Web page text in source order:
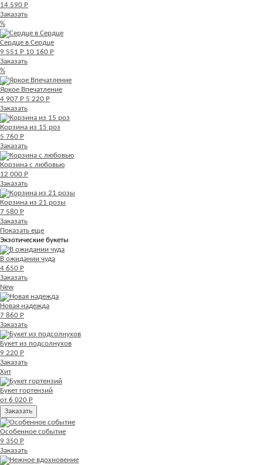
14 590 Р
Заказать
%
Сердце в Сердце
9 551 Р 10 160 Р
Заказать
%
Яркое Впечатление
4 907 Р 5 220 Р
Заказать
Корзина из 15 роз
5 760 Р
Заказать
Корзина с любовью
12 000 Р
Заказать
Корзина из 21 розы
7 580 Р
Заказать
Показать еще
Экзотические букеты
В ожидании чуда
4 650 Р
Заказать
New
Новая надежда
7 860 Р
Заказать
Букет из подсолнухов
9 220 Р
Заказать
Хит
Букет гортензий
от 6 020 Р
Заказать
Особенное событие
9 350 Р
Заказать